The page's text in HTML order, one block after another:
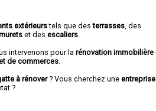
extérieurstels que desterrasses , des
et des escaliers
intervenons pour la rénovation immobilière
de commerces
à rénover? Vous cherchez une entreprise
?